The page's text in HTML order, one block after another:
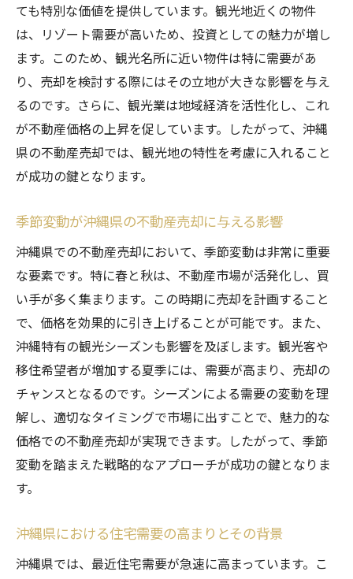
沖縄県の不動産会社の評判を確認する方法
契約前に確認すべき不動産会社の実績
不動産会社の得意分野と地域密着性の重要
性
対応力と信頼性を重視した選び方
沖縄県の不動産売却プロセスをスムーズに進め
るための基本戦略
事前準備で売却をスムーズに進める方法
沖縄県特有の手続きと注意点
プロセスの各ステップでの注意事項
売却成功に向けたプロセス管理のポイント
専門家を活用した効率的なプロセスの進め
方
沖縄県不動産売却の最新トレンドを掴んで利益
を最大化
最新トレンドを知って売却に活かそう
沖縄県で注目される不動産売却の新手法
投資家が注目する沖縄県の物件の特徴
トレンドを踏まえた売却計画の立て方
ても特別な価値を提供しています。観光地近くの物件
は、リゾート需要が高いため、投資としての魅力が増し
ます。このため、観光名所に近い物件は特に需要があ
り、売却を検討する際にはその立地が大きな影響を与え
るのです。さらに、観光業は地域経済を活性化し、これ
が不動産価格の上昇を促しています。したがって、沖縄
県の不動産売却では、観光地の特性を考慮に入れること
が成功の鍵となります。
季節変動が沖縄県の不動産売却に与える影響
沖縄県での不動産売却において、季節変動は非常に重要
な要素です。特に春と秋は、不動産市場が活発化し、買
い手が多く集まります。この時期に売却を計画すること
で、価格を効果的に引き上げることが可能です。また、
沖縄特有の観光シーズンも影響を及ぼします。観光客や
移住希望者が増加する夏季には、需要が高まり、売却の
チャンスとなるのです。シーズンによる需要の変動を理
解し、適切なタイミングで市場に出すことで、魅力的な
価格での不動産売却が実現できます。したがって、季節
変動を踏まえた戦略的なアプローチが成功の鍵となりま
す。
沖縄県における住宅需要の高まりとその背景
沖縄県では、最近住宅需要が急速に高まっています。こ